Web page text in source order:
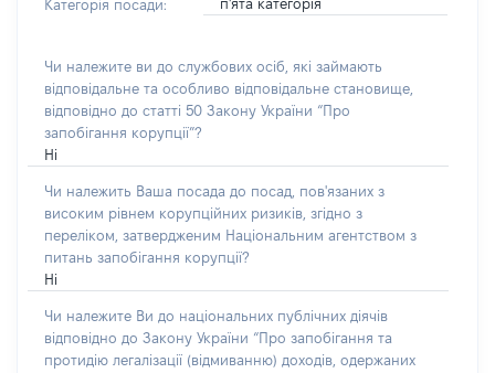
Категорія посади: п'ята категорія
Чи належите ви до службових осіб, які займають
відповідальне та особливо відповідальне становище,
відповідно до статті 50 Закону України “Про
запобігання корупції”?
Ні
Чи належить Ваша посада до посад, пов'язаних з
високим рівнем корупційних ризиків, згідно з
переліком, затвердженим Національним агентством з
питань запобігання корупції?
Ні
Чи належите Ви до національних публічних діячів
відповідно до Закону України “Про запобігання та
протидію легалізації (відмиванню) доходів, одержаних